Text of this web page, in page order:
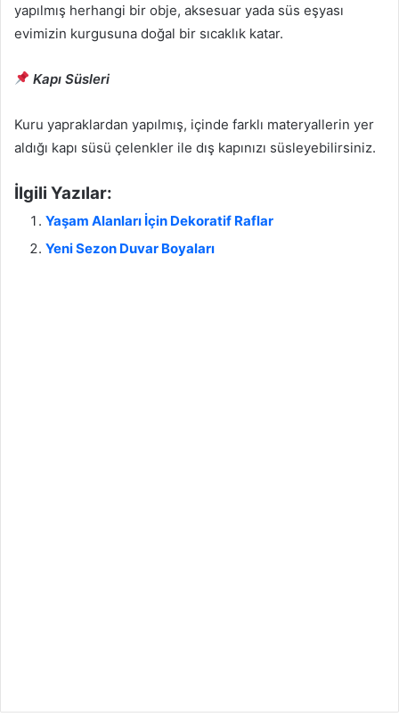
yapılmış herhangi bir obje, aksesuar yada süs eşyası
evimizin kurgusuna doğal bir sıcaklık katar.
Kapı Süsleri
Kuru yapraklardan yapılmış, içinde farklı materyallerin yer
aldığı kapı süsü çelenkler ile dış kapınızı süsleyebilirsiniz.
İlgili Yazılar:
Yaşam Alanları İçin Dekoratif Raflar
Yeni Sezon Duvar Boyaları